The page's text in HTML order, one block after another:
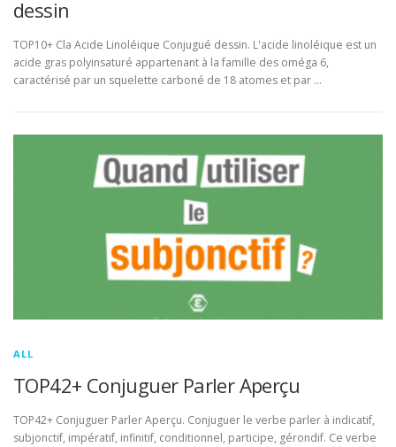
dessin
TOP10+ Cla Acide Linoléique Conjugué dessin. L'acide linoléique est un
acide gras polyinsaturé appartenant à la famille des oméga 6,
caractérisé par un squelette carboné de 18 atomes et par …
ALL
TOP42+ Conjuguer Parler Aperçu
TOP42+ Conjuguer Parler Aperçu. Conjuguer le verbe parler à indicatif,
subjonctif, impératif, infinitif, conditionnel, participe, gérondif. Ce verbe